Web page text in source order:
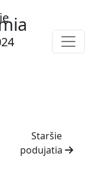
Staršie
podujatia